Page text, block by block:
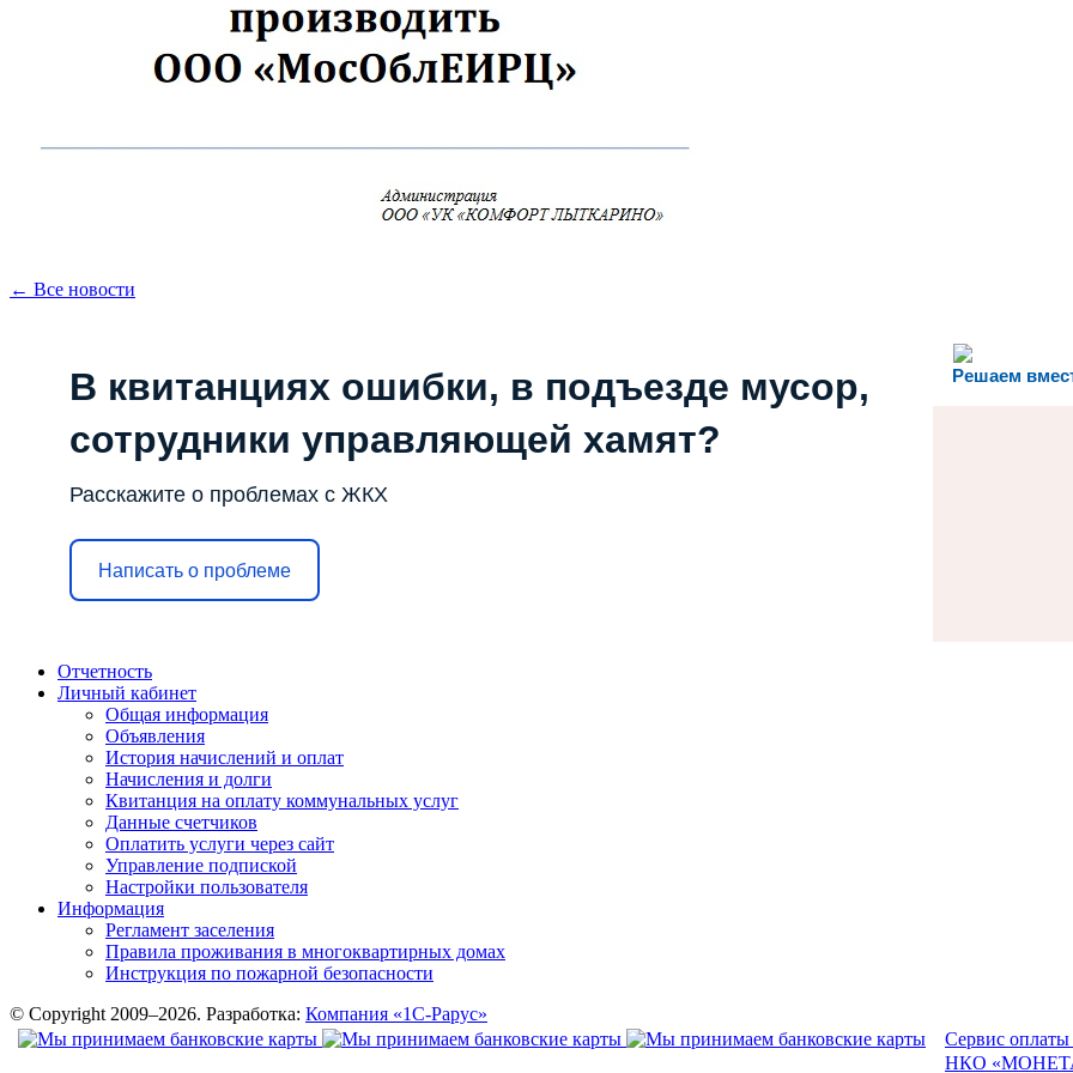
← Все новости
Решаем
В квитанциях ошибки, в подъезде мусор,
сотрудники управляющей хамят?
Расскажите о проблемах с ЖКХ
Написать о проблеме
Отчетность
Личный кабинет
Общая информация
Объявления
История начислений и оплат
Начисления и долги
Квитанция на оплату коммунальных услуг
Данные счетчиков
Оплатить услуги через сайт
Управление подпиской
Настройки пользователя
Информация
Регламент заселения
Правила проживания в многоквартирных домах
Инструкция по пожарной безопасности
© Copyright 2009–2026. Разработка: Компания «1С-Рарус»
Сервис оплаты
НКО